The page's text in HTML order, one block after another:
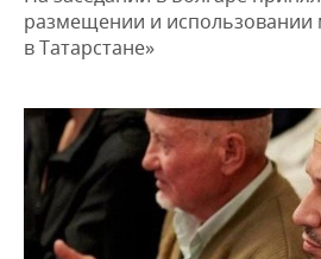
КОРОЛИ ГОСЗАКАЗА ПФО
ВУЗЫ ТАТАРСТАНА
КОМУ ПРИНАДЛЕЖАТ
ТОРГОВЫЕ ЦЕНТРЫ
ТАТАРСТАНА
ФИНАНСЫ
БАНКИ
БЮДЖЕТ
ИНВЕСТИЦИИ
НОВОСТИ
ПРОМЫШЛЕННОСТИ
МАШИНОСТРОЕНИЕ
НЕФТЕХИМИЯ
НЕФТЬ
НЕДВИЖИМОСТЬ
НОВОСТИ НЕДВИЖИМОСТИ
АВТО
НОВОСТИ АВТО
БИЗНЕС
НОВОСТИ БИЗНЕСА
РОЗНИЧНАЯ ТОРГОВЛЯ
ТЕХНОЛОГИИ
НОВОСТИ ТЕХНОЛОГИЙ
МЕРОПРИЯТИЯ
размещении и использовании
в Татарстане»